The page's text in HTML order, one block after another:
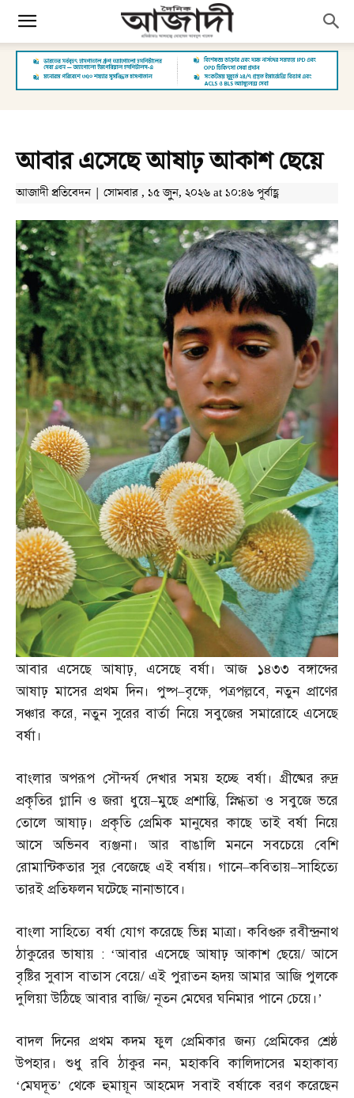
আবার এসেছে আষাঢ় আকাশ ছেয়ে
আজাদী প্রতিবেদন | সোমবার , ১৫ জুন, ২০২৬ at ১০:৪৬ পূর্বাহ্ণ
আবার এসেছে আষাঢ়, এসেছে বর্ষা। আজ ১৪৩৩ বঙ্গাব্দের
আষাঢ় মাসের প্রথম দিন। পুষ্প–বৃক্ষে, পত্রপল্লবে,নতুন প্রাণের
সঞ্চার করে,নতুন সুরের বার্তা নিয়ে সবুজের সমারোহে এসেছে
বর্ষা।
বাংলার অপরূপ সৌন্দর্য দেখার সময় হচ্ছে বর্ষা। গ্রীষ্মের রুদ্র
প্রকৃতির গ্লানি ও জরা ধুয়ে–মুছে প্রশান্তি,স্নিগ্ধতা ও সবুজে ভরে
তোলে আষাঢ়। প্রকৃতি প্রেমিক মানুষের কাছে তাই বর্ষা নিয়ে
আসে অভিনব ব্যঞ্জনা। আর বাঙালি মননে সবচেয়ে বেশি
রোমান্টিকতার সুর বেজেছে এই বর্ষায়। গানে–কবিতায়–সাহিত্যে
তারই প্রতিফলন ঘটেছে নানাভাবে।
বাংলা সাহিত্যে বর্ষা যোগ করেছে ভিন্ন মাত্রা। কবিগুরু রবীন্দ্রনাথ
ঠাকুরের ভাষায় : ‘আবার এসেছে আষাঢ় আকাশ ছেয়ে/আসে
বৃষ্টির সুবাস বাতাস বেয়ে/এই পুরাতন হৃদয় আমার আজি পুলকে
দুলিয়া উঠিছে আবার বাজি/নূতন মেঘের ঘনিমার পানে চেয়ে।’
বাদল দিনের প্রথম কদম ফুল প্রেমিকার জন্য প্রেমিকের শ্রেষ্ঠ
উপহার। শুধু রবি ঠাকুর নন,মহাকবি কালিদাসের মহাকাব্য
‘মেঘদূত’ থেকে হুমায়ূন আহমেদ সবাই বর্ষাকে বরণ করেছেন